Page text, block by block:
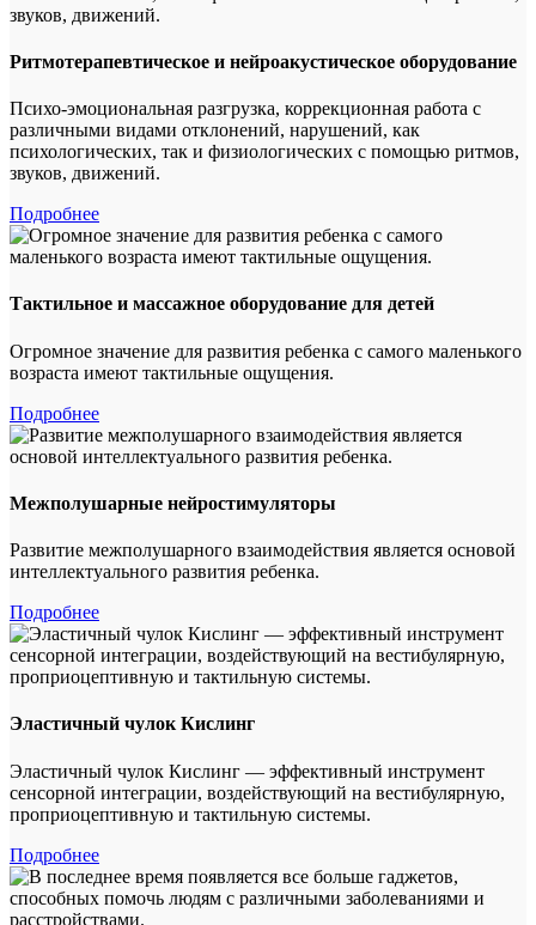
Ритмотерапевтическое и нейроакустическое оборудование
Психо-эмоциональная разгрузка, коррекционная работа с
различными видами отклонений, нарушений, как
психологических, так и физиологических с помощью ритмов,
звуков, движений.
Подробнее
Тактильное и массажное оборудование для детей
Огромное значение для развития ребенка с самого маленького
возраста имеют тактильные ощущения.
Подробнее
Межполушарные нейростимуляторы
Развитие межполушарного взаимодействия является основой
интеллектуального развития ребенка.
Подробнее
Эластичный чулок Кислинг
Эластичный чулок Кислинг — эффективный инструмент
сенсорной интеграции, воздействующий на вестибулярную,
проприоцептивную и тактильную системы.
Подробнее